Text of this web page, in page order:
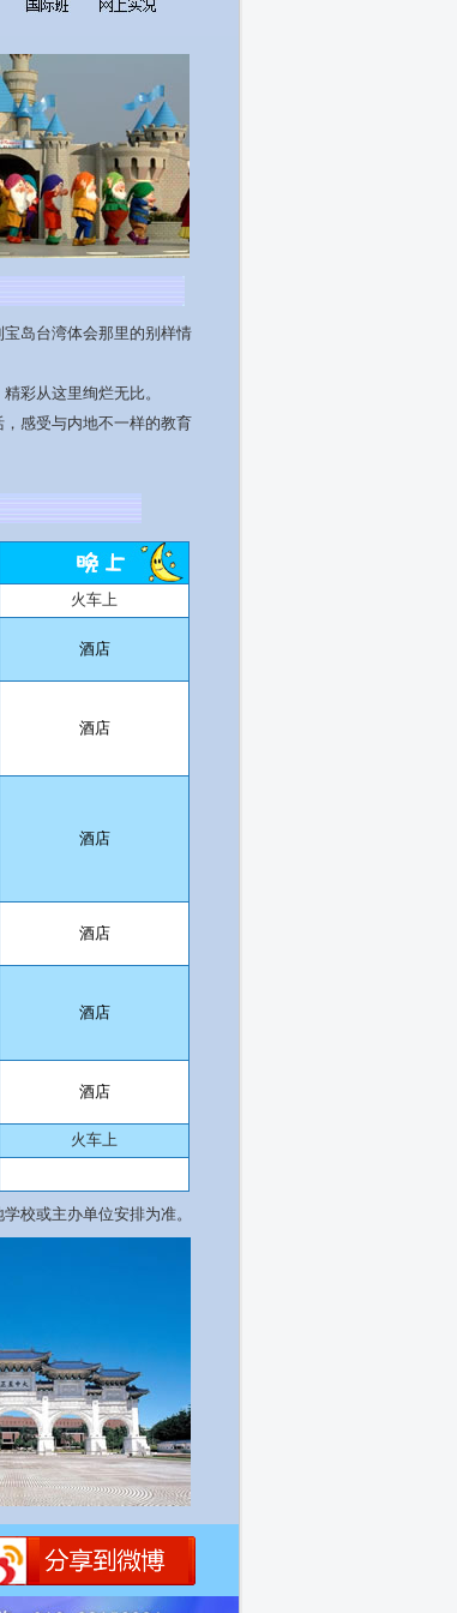
岛台湾体会那里的别样情
彩从这里绚烂无比。
感受与内地不一样的教育
火车上
酒店
酒店
酒店
酒店
酒店
酒店
火车上
校或主办单位安排为准。